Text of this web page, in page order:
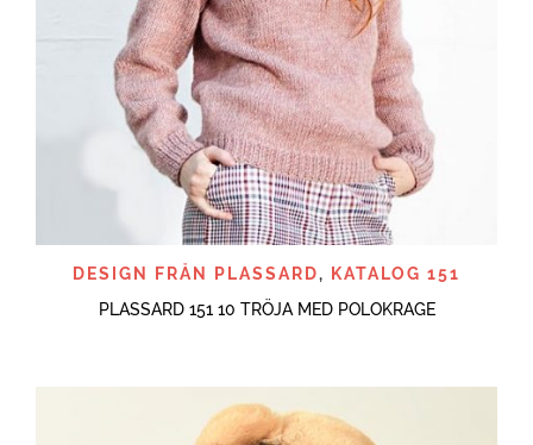
DESIGN FRÅN PLASSARD,
KATALOG 151
PLASSARD 151 10 TRÖJA MED POLOKRAGE